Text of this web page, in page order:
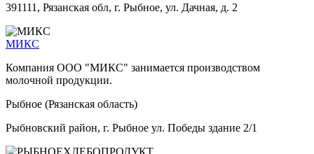
391111, Рязанская обл, г. Рыбное, ул. Дачная, д. 2
МИКС
Компания ООО "МИКС" занимается производством
молочной продукции.
Рыбное (Рязанская область)
Рыбновский район, г. Рыбное ул. Победы здание 2/1